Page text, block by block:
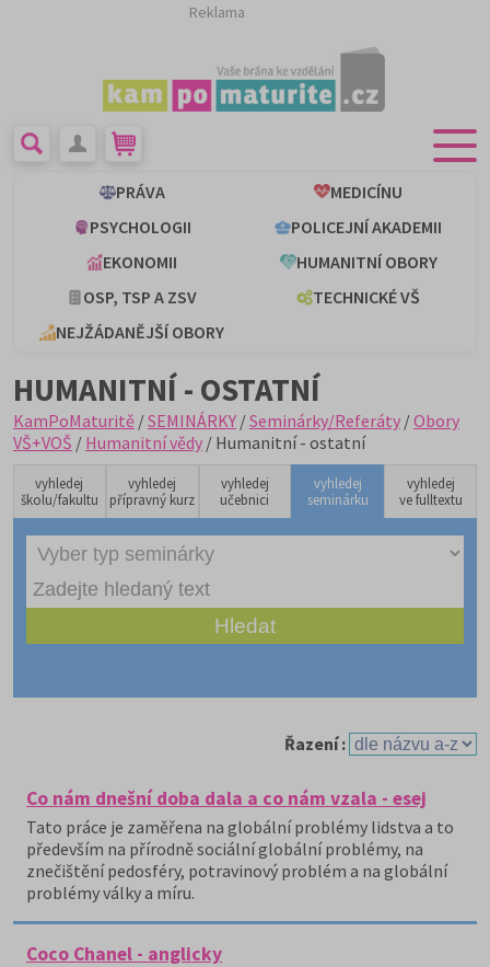
Reklama
PRÁVA
MEDICÍNU
PSYCHOLOGII
POLICEJNÍ AKADEMII
EKONOMII
HUMANITNÍ OBORY
OSP, TSP A ZSV
TECHNICKÉ VŠ
NEJŽÁDANĚJŠÍ OBORY
HUMANITNÍ - OSTATNÍ
KamPoMaturitě /SEMINÁRKY /Seminárky/Referáty /Obory
VŠ+VOŠ / Humanitní vědy / Humanitní - ostatní
vyhledej
školu/fakultu
vyhledej
přípravný kurz
vyhledej
učebnici
vyhledej
seminárku
vyhledej
ve fulltextu
Řazení :
Co nám dnešní doba dala a co nám vzala - esej
Tato práce je zaměřena na globální problémy lidstva a to
především na přírodně sociální globální problémy, na
znečištění pedosféry, potravinový problém a na globální
problémy války a míru.
Coco Chanel - anglicky